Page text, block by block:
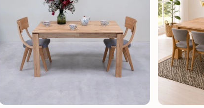
Oxford
Mauritz
Milan
Moritz
Regal